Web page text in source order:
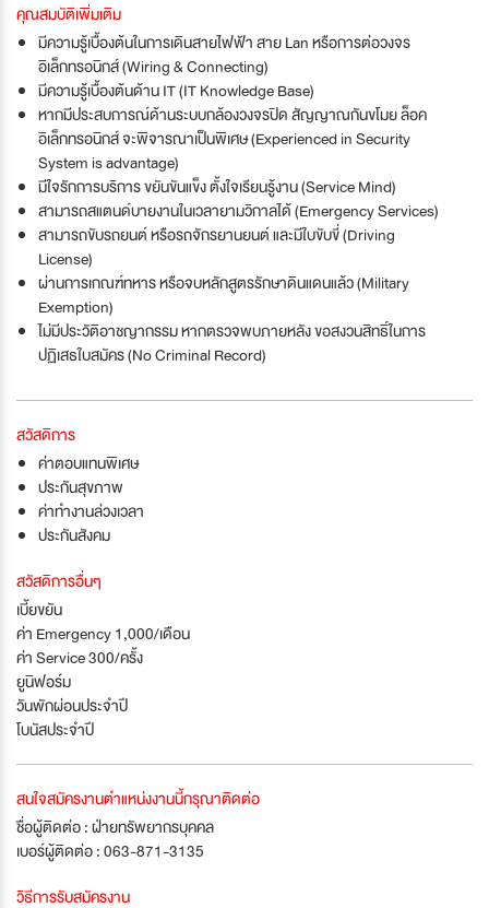
คุณสมบัติเพิ่มเติม
มีความรู้เบื้องต้นในการเดินสายไฟฟ้า สาย Lan หรือการต่อวงจร
อิเล็กทรอนิกส์ (Wiring & Connecting)
มีความรู้เบื้องต้นด้าน IT (IT Knowledge Base)
หากมีประสบการณ์ด้านระบบกล้องวงจรปิด สัญญาณกันขโมย ล็อค
อิเล็กทรอนิกส์ จะพิจารณาเป็นพิเศษ (Experienced in Security
System is advantage)
มีใจรักการบริการ ขยันขันแข็ง ตั้งใจเรียนรู้งาน (Service Mind)
สามารถสแตนด์บายงานในเวลายามวิกาลได้ (Emergency Services)
สามารถขับรถยนต์ หรือรถจักรยานยนต์ และมีใบขับขี่ (Driving
License)
ผ่านการเกณฑ์ทหาร หรือจบหลักสูตรรักษาดินแดนแล้ว (Military
Exemption)
ไม่มีประวัติอาชญากรรม หากตรวจพบภายหลัง ขอสงวนสิทธิ์ในการ
ปฏิเสธใบสมัคร (No Criminal Record)
สวัสดิการ
ค่าตอบแทนพิเศษ
ประกันสุขภาพ
ค่าทำงานล่วงเวลา
ประกันสังคม
สวัสดิการอื่นๆ
เบี้ยขยัน
ค่า Emergency 1,000/เดือน
ค่า Service 300/ครั้ง
ยูนิฟอร์ม
วันพักผ่อนประจำปี
โบนัสประจำปี
สนใจสมัครงานตำแหน่งงานนี้กรุณาติดต่อ
ชื่อผู้ติดต่อ : ฝ่ายทรัพยากรบุคคล
เบอร์ผู้ติดต่อ : 063-871-3135
วิธีการรับสมัครงาน